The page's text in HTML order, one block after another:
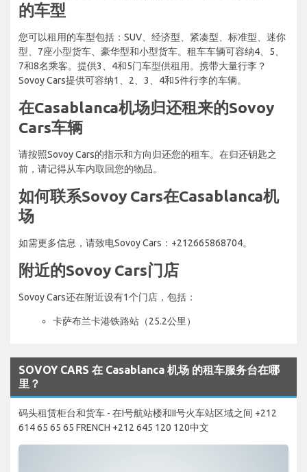
的车型
您可以租用的车型包括：SUV、经济型、紧凑型、标准型、迷你
型、7座小型货车、豪华型和小型货车。租车车辆可容纳4、5、
7和8名乘客。提供3、4和5门车型供租用。携带大量行李？
Sovoy Cars提供可容纳1、2、3、4和5件行李的车辆。
在Casablanca机场归还租来的Sovoy
Cars车辆
请按照Sovoy Cars的指示和方向归还您的租车。在归还钥匙之
前，请记得从车内取回您的物品。
如何联系Sovoy Cars在Casablanca机
场
如需更多信息，请致电Sovoy Cars：+212665868704。
附近的Sovoy Cars门店
Sovoy Cars还在附近设有1个门店，包括：
卡萨布兰卡港铁路站（25.2公里）
SOVOY CARS 在 Casablanca 机场 的租车服务台在哪
里？
码头租赁柜台和货车 - 在I号航站楼和II号火车站区域之间 +212
614 65 65 65 FRENCH +212 645 120 120中文